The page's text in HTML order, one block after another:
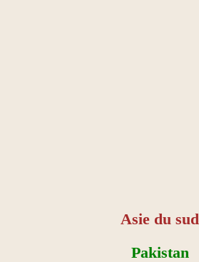
Asie du sud
Pakistan